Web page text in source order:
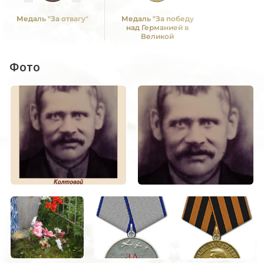
Медаль "За отвагу"
Медаль "За победу
над Германией в
Великой
Фото